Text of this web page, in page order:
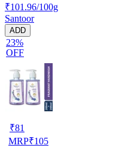
₹101.96/100g
Santoor
ADD
23%
OFF
₹81
MRP₹105